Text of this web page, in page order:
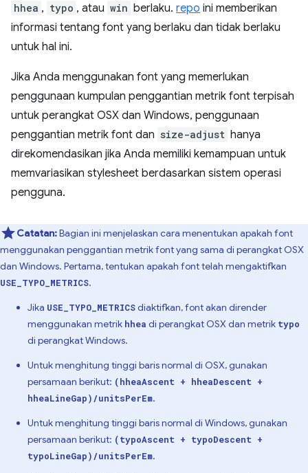
hhea , typo , atau win berlaku. repo ini memberikan
informasi tentang font yang berlaku dan tidak berlaku
untuk hal ini.
Jika Anda menggunakan font yang memerlukan
penggunaan kumpulan penggantian metrik font terpisah
untuk perangkat OSX dan Windows, penggunaan
penggantian metrik font dan size-adjust hanya
direkomendasikan jika Anda memiliki kemampuan untuk
memvariasikan stylesheet berdasarkan sistem operasi
pengguna.
Catatan:Bagian ini menjelaskan cara menentukan apakah font
menggunakan penggantian metrik font yang sama di perangkat OSX
dan Windows. Pertama, tentukan apakah font telah mengaktifkan
USE_TYPO_METRICS.
Jika USE_TYPO_METRICSdiaktifkan, font akan dirender
menggunakan metrik hhea di perangkat OSX dan metrik typo
di perangkat Windows.
Untuk menghitung tinggi baris normal di OSX, gunakan
persamaan berikut: (hheaAscent + hheaDescent +
hheaLineGap)/unitsPerEm.
Untuk menghitung tinggi baris normal di Windows, gunakan
persamaan berikut: (typoAscent + typoDescent +
typoLineGap)/unitsPerEm.